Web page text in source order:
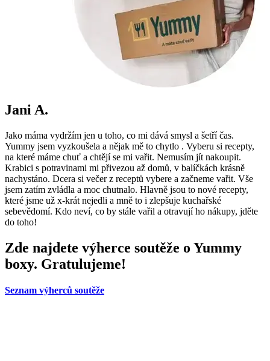
Jani A.
Jako máma vydržím jen u toho, co mi dává smysl a šetří čas.
Yummy jsem vyzkoušela a nějak mě to chytlo . Vyberu si recepty,
na které máme chuť a chtějí se mi vařit. Nemusím jít nakoupit.
Krabici s potravinami mi přivezou až domů, v balíčkách krásně
nachystáno. Dcera si večer z receptů vybere a začneme vařit. Vše
jsem zatím zvládla a moc chutnalo. Hlavně jsou to nové recepty,
které jsme už x-krát nejedli a mně to i zlepšuje kuchařské
sebevědomí. Kdo neví, co by stále vařil a otravují ho nákupy, jděte
do toho!
Zde najdete výherce soutěže o Yummy
boxy. Gratulujeme!
Seznam výherců soutěže